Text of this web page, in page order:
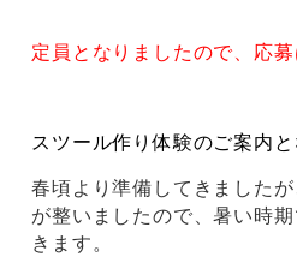
定員となりましたので、応募
スツール作り体験のご案内と
春頃より準備してきました
が整いましたので、暑い時
きます。